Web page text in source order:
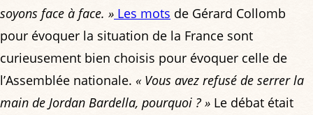
soyons face à face. » Les mots de Gérard Collomb
pour évoquer la situation de la France sont
curieusement bien choisis pour évoquer celle de
l’Assemblée nationale. « Vous avez refusé de serrer la
main de Jordan Bardella, pourquoi ? » Le débat était